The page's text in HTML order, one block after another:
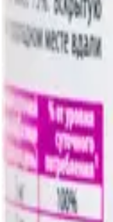
Найдено: 2
Масло кедровое